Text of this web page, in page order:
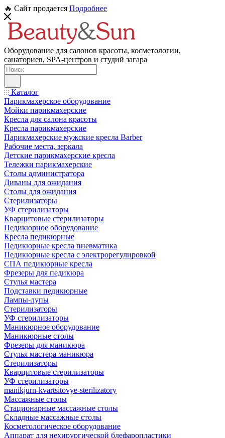
🔥 Сайт продается Подробнее
Оборудование для салонов красоты, косметологии,
санаториев, SPA-центров и студий загара
Каталог
Парикмахерское оборудование
Мойки парикмахерские
Кресла для салона красоты
Кресла парикмахерские
Парикмахерские мужские кресла Barber
Рабочие места, зеркала
Детские парикмахерские кресла
Тележки парикмахерские
Столы администратора
Диваны для ожидания
Столы для ожидания
Стерилизаторы
УФ стерилизаторы
Кварцитовые стерилизаторы
Педикюрное оборудование
Кресла педикюрные
Педикюрные кресла пневматика
Педикюрные кресла с электрорегулировкой
СПА педикюрные кресла
Фрезеры для педикюра
Стулья мастера
Подставки педикюрные
Лампы-лупы
Стерилизаторы
УФ стерилизаторы
Маникюрное оборудование
Маникюрные столы
Фрезеры для маникюра
Стулья мастера маникюра
Стерилизаторы
Кварцитовые стерилизаторы
УФ стерилизаторы
manikjurn-kvartsitovye-sterilizatory
Массажные столы
Стационарные массажные столы
Складные массажные столы
Косметологическое оборудование
Аппарат для нехирургической блефаропластики